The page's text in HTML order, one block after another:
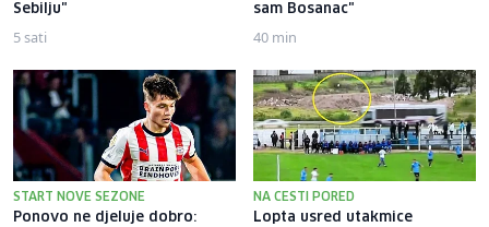
Sebilju"
5 sati
sam Bosanac"
40 min
START NOVE SEZONE
Ponovo ne djeluje dobro:
NA CESTI PORED
Lopta usred utakmice